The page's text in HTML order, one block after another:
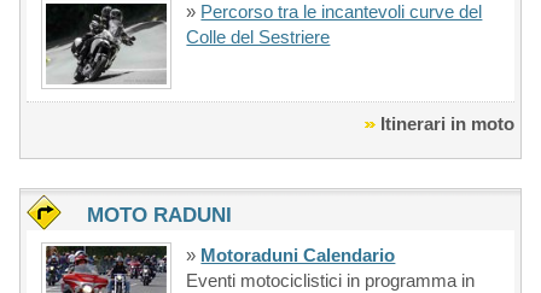
» Percorso tra le incantevoli curve del
Colle del Sestriere
Itinerari in moto
MOTO RADUNI
» Motoraduni Calendario
Eventi motociclistici in programma in